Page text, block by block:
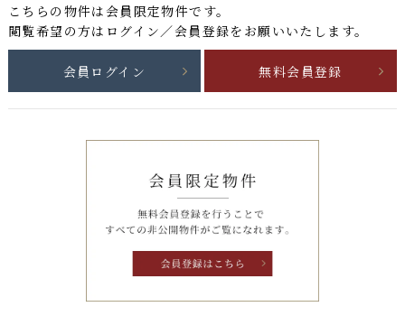
こちらの物件は 会員限定物件です。
閲覧希望の方はログイン／会員登録をお願いいたします。
会員ログイン 無料会員登録